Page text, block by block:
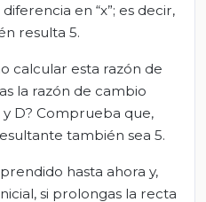
en “x”; es decir,
resulta 5.
calcular esta razón de
la razón de cambio
D? Comprueba que,
también sea 5.
hasta ahora y,
si prolongas la recta